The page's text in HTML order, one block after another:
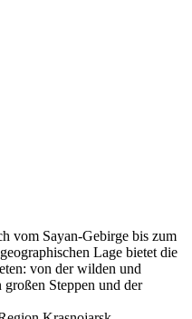
vom Sayan-Gebirge bis zum
Lage bietet die
von der wilden und
Steppen und der